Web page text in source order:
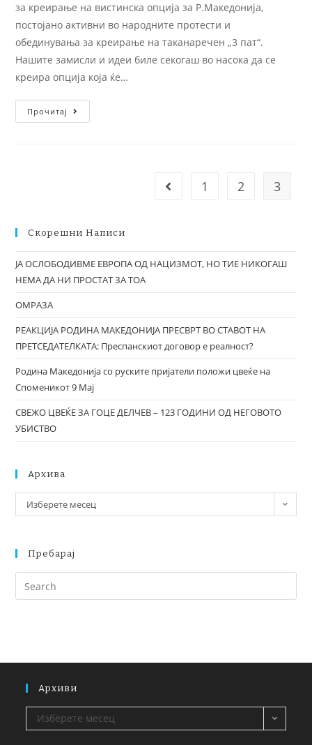
за креирање на вистинска опција за Р.Македонија,
постојано активни во народните протести и
обединувања за креирање на таканаречен „3 пат“.
Нашите замисли и идеи биле секогаш во насока да се
креира опција која ќе…
Прочитај
1 2 3
Скорешни Написи
ЈА ОСЛОБОДИВМЕ ЕВРОПА ОД НАЦИЗМОТ, НО ТИЕ НИКОГАШ
НЕМА ДА НИ ПРОСТАТ ЗА ТОА
ОМРАЗА
РЕАКЦИЈА РОДИНА МАКЕДОНИЈА ПРЕСВРТ ВО СТАВОТ НА
ПРЕТСЕДАТЕЛКАТА: Преспанскиот договор е реалност?
Родина Македонија со руските пријатели положи цвеќе на
Споменикот 9 Мај
СВЕЖО ЦВЕЌЕ ЗА ГОЦЕ ДЕЛЧЕВ – 123 ГОДИНИ ОД НЕГОВОТО
УБИСТВО
Архива
Изберете месец
Пребарај
Архиви
Изберете месец